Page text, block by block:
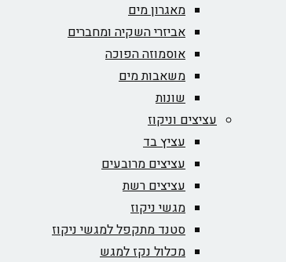
מאגרון מים
אביזרי השקיה ומחברים
אוסמוזה הפוכה
משאבות מים
שונות
עציצים וניקוז
עציץ בד
עציצים מרובעים
עציצים רשת
מגשי ניקוז
סטנד מתקפל למגשי ניקוז
מכלול נקז למגש